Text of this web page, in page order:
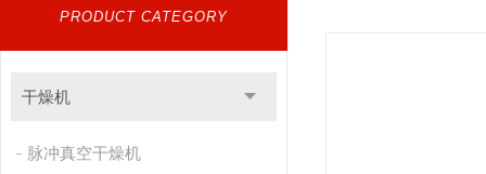
PRODUCT CATEGORY
干燥机
脉冲真空干燥机